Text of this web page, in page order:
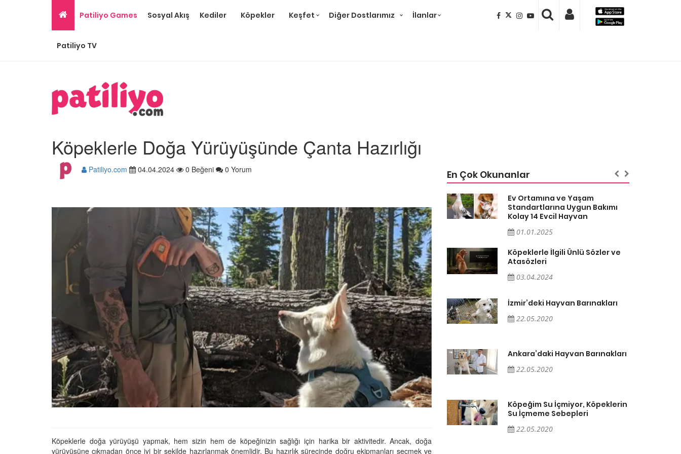
Patiliyo Games Sosyal Akış Kediler Köpekler Keşfet Diğer Dostlarımız İlanlar
Patiliyo TV
Köpeklerle Doğa Yürüyüşünde Çanta Hazırlığı
Patiliyo.com 04.04.2024 0 Beğeni 0 Yorum
Köpeklerle doğa yürüyüşü yapmak, hem sizin hem de köpeğinizin sağlığı için harika bir aktivitedir. Ancak, doğa
yürüyüşüne çıkmadan önce iyi bir şekilde hazırlanmak önemlidir. Bu hazırlık sürecinde doğru ekipmanları seçmek ve
En Çok Okunanlar
Standartlarına Uygun Bakımı
Kolay 14 Evcil Hayvan
01.01.2025
Köpeklerle İlgili Ünlü Sözler ve
Atasözleri
03.04.2024
İzmir’deki Hayvan Barınakları
22.05.2020
Ankara’daki Hayvan Barınakları
22.05.2020
Köpeğim Su İçmiyor, Köpeklerin
Standartlarına Uygun Bakımı
Kolay 14 Evcil Hayvan
01.01.2025
Köpeklerle İlgili Ünlü Sözler ve
Atasözleri
03.04.2024
İzmir’deki Hayvan Barınakları
22.05.2020
Ankara’daki Hayvan Barınakları
22.05.2020
Köpeğim Su İçmiyor, Köpeklerin
Ev Ortamına ve Yaşam
Standartlarına Uygun Bakımı
Kolay 14 Evcil Hayvan
01.01.2025
Köpeklerle İlgili Ünlü Sözler ve
Atasözleri
03.04.2024
İzmir’deki Hayvan Barınakları
22.05.2020
Ankara’daki Hayvan Barınakları
22.05.2020
Köpeğim Su İçmiyor, Köpeklerin
Su İçmeme Sebepleri
22.05.2020